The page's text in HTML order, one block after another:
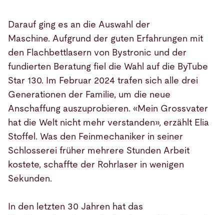
Darauf ging es an die Auswahl der
Maschine. Aufgrund der guten Erfahrungen mit
den Flachbettlasern von Bystronic und der
fundierten Beratung fiel die Wahl auf die ByTube
Star 130. Im Februar 2024 trafen sich alle drei
Generationen der Familie, um die neue
Anschaffung auszuprobieren. «Mein Grossvater
hat die Welt nicht mehr verstanden», erzählt Elia
Stoffel. Was den Feinmechaniker in seiner
Schlosserei früher mehrere Stunden Arbeit
kostete, schaffte der Rohrlaser in wenigen
Sekunden.
In den letzten 30 Jahren hat das